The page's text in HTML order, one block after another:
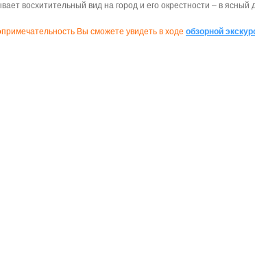
восхитительный вид на город и его окрестности – в
Вы сможете увидеть в ходе обзорной